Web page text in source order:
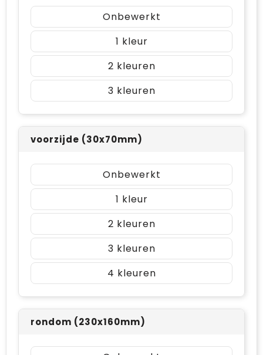
Onbewerkt
1
2
3
voorzijde (30x70mm)
Onbewerkt
1
2
3
4
rondom (230x160mm)